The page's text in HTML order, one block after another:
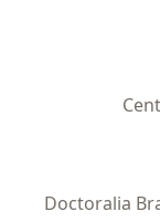
Doctoralia